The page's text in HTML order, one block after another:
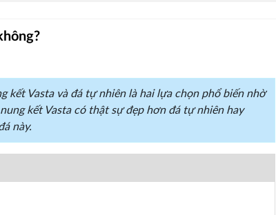
kết Vasta và đá tự nhiên là hai lựa chọn phổ biến nhờ
kết Vasta có thật sự đẹp hơn đá tự nhiên hay
này.